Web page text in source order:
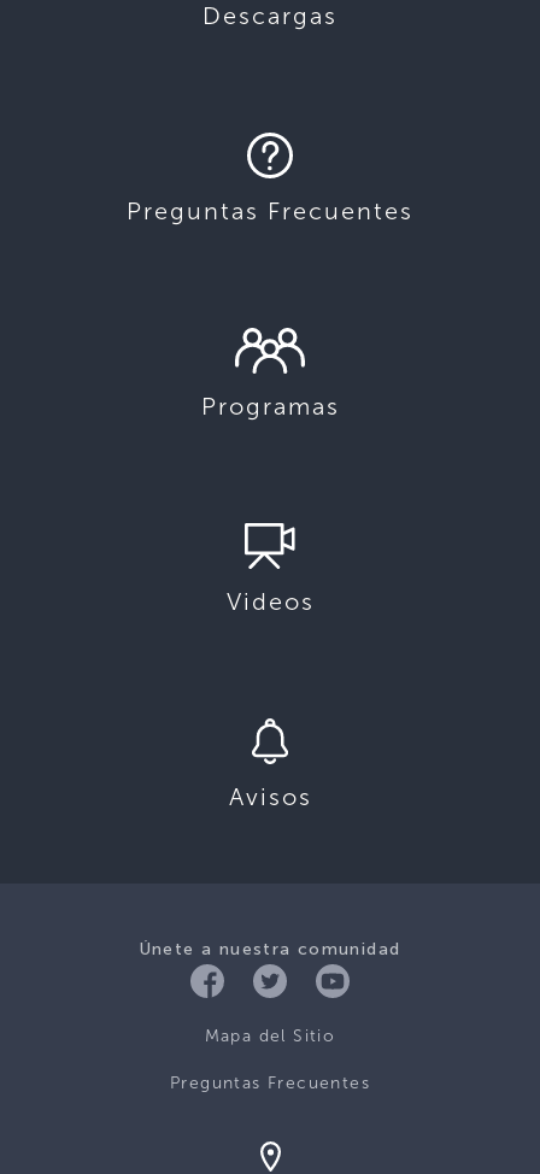
Descargas
Preguntas Frecuentes
Programas
Videos
Avisos
Únete a nuestra comunidad
Mapa del Sitio
Preguntas Frecuentes